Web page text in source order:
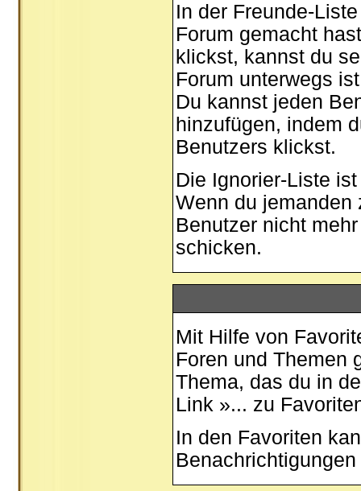
In der Freunde-
Forum gemacht
klickst, kannst du
Forum unterwegs
Du kannst jeden
hinzufügen, indem
Benutzers klickst.
Die Ignorier-Liste
Wenn du jemanden
Benutzer nicht
schicken.
Mit Hilfe von
Foren und Themen
Thema, das du in
Link »... zu
In den Favoriten